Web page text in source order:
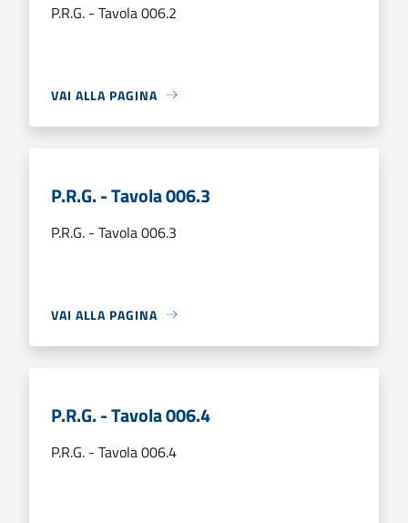
P.R.G. - Tavola 006.2
VAI ALLA PAGINA
P.R.G. - Tavola 006.3
P.R.G. - Tavola 006.3
VAI ALLA PAGINA
P.R.G. - Tavola 006.4
P.R.G. - Tavola 006.4